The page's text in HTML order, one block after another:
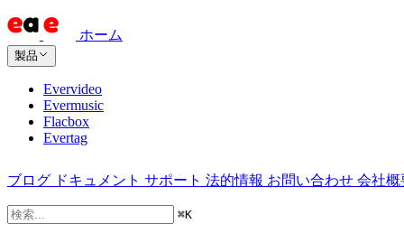
ホーム
製品
Evervideo
Evermusic
Flacbox
Evertag
ブログ ドキュメント サポート 法的情報 お問い合わせ 会社概
⌘K